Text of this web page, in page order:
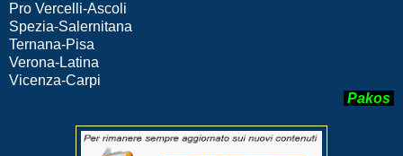
Pro Vercelli-Ascoli
Spezia-Salernitana
Ternana-Pisa
Verona-Latina
Vicenza-Carpi
Pakos